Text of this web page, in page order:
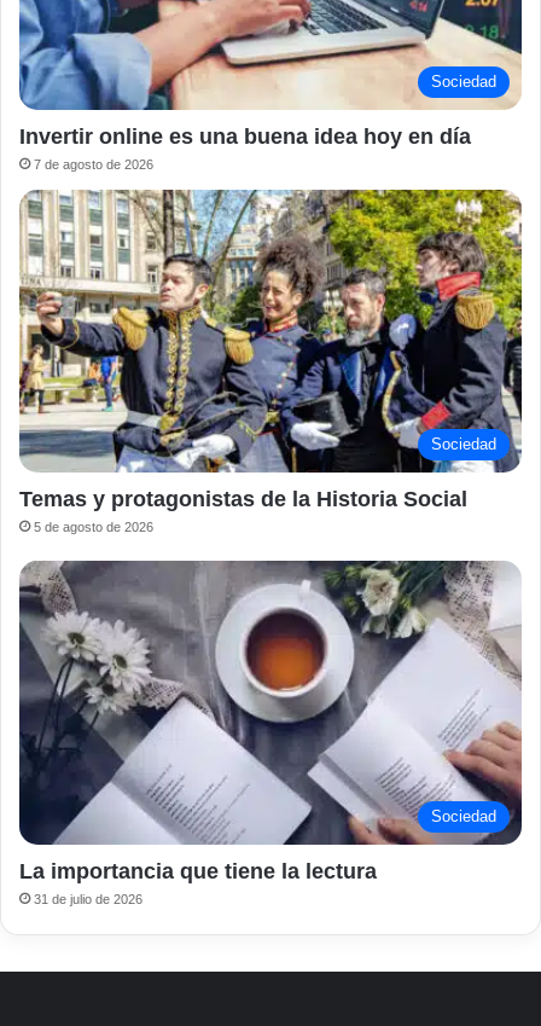
Sociedad
Invertir online es una buena idea hoy en día
7 de agosto de 2026
Sociedad
Temas y protagonistas de la Historia Social
5 de agosto de 2026
Sociedad
La importancia que tiene la lectura
31 de julio de 2026